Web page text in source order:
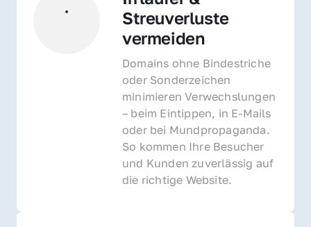
Streuverluste
vermeiden
Domains ohne Bindestriche
oder Sonderzeichen
minimieren Verwechslungen
– beim Eintippen, in E-Mails
oder bei Mundpropaganda.
So kommen Ihre Besucher
und Kunden zuverlässig auf
die richtige Website.